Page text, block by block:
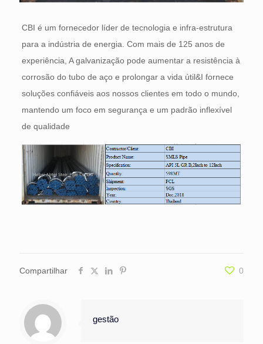
CBI é um fornecedor líder de tecnologia e infra-estrutura
para a indústria de energia. Com mais de 125 anos de
experiência, A galvanização pode aumentar a resistência à
corrosão do tubo de aço e prolongar a vida útil&I fornece
soluções confiáveis ​​aos nossos clientes em todo o mundo,
mantendo um foco em segurança e um padrão inflexível
de qualidade
Compartilhar 0
gestão